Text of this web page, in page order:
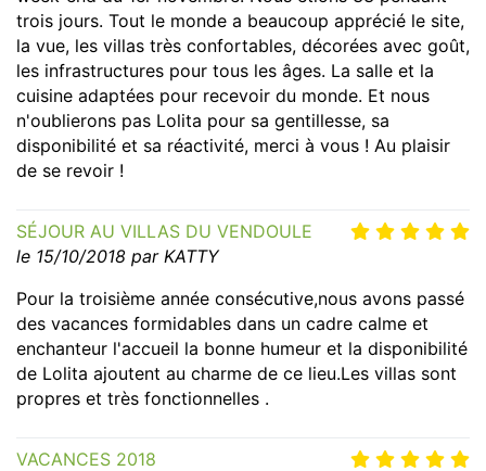
trois jours. Tout le monde a beaucoup apprécié le site,
la vue, les villas très confortables, décorées avec goût,
les infrastructures pour tous les âges. La salle et la
cuisine adaptées pour recevoir du monde. Et nous
n'oublierons pas Lolita pour sa gentillesse, sa
disponibilité et sa réactivité, merci à vous ! Au plaisir
de se revoir !
SÉJOUR AU VILLAS DU VENDOULE
le 15/10/2018 par KATTY
Pour la troisième année consécutive,nous avons passé
des vacances formidables dans un cadre calme et
enchanteur l'accueil la bonne humeur et la disponibilité
de Lolita ajoutent au charme de ce lieu.Les villas sont
propres et très fonctionnelles .
VACANCES 2018